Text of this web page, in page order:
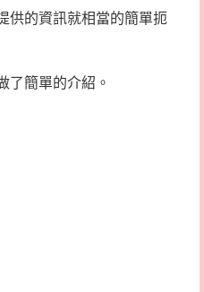
的資訊就相當的簡單扼
簡單的介紹。